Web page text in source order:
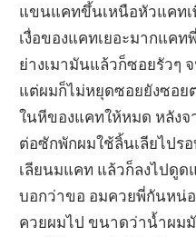
แขนแคทขึ้นเหนือหัวแคท
เงื่อของแคทเยอะมากแค
ย่างเมามันแล้วก็ซอยรัวๆ
แต่ผมก็ไม่หยุดซอยยังซอย
ในหีของแคทให้หมด หลัง
ต่อซักพักผมใช้ลิ้นเลียไปร
เลียนมแคท แล้วก็ลงไปดู
บอกว่าขอ อมควยพี่กันหน่
ควยผมไป ขนาดว่าน้ำผม